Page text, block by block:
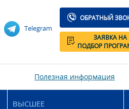
Telegram
ОБРАТНЫЙ
ЗАЯВКА НА
ПОДБОР
Полезная информация
ВЫСШЕЕ